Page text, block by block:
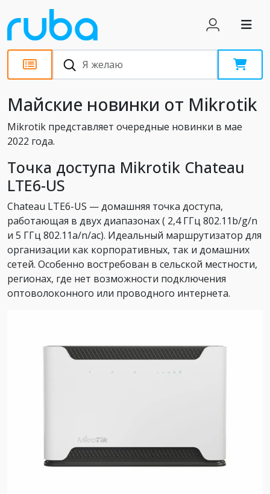
Новости
Майские новинки от Mikrotik
Mikrotik представляет очередные новинки в мае
2022 года.
Точка доступа Mikrotik Chateau
LTE6-US
Chateau LTE6-US — домашняя точка доступа,
работающая в двух диапазонах ( 2,4 ГГц 802.11b/g/n
и 5 ГГц 802.11a/n/ac). Идеальный маршрутизатор для
организации как корпоративных, так и домашних
сетей. Особенно востребован в сельской местности,
регионах, где нет возможности подключения
оптоволоконного или проводного интернета.